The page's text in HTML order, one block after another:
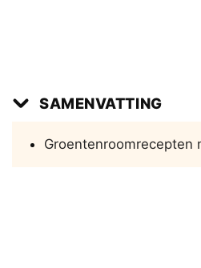
SAMENVATTING
Groentenroomrecepten